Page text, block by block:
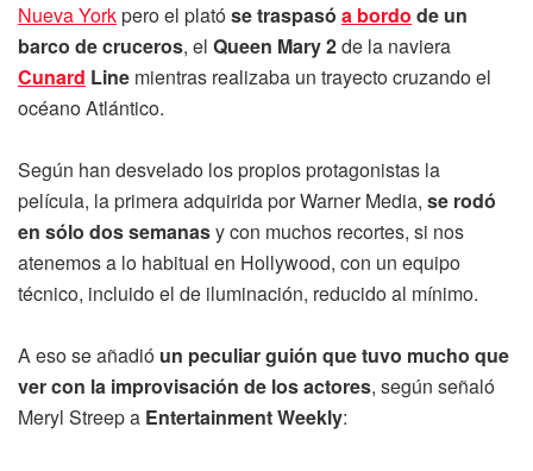
Nueva Yorkpero el platóse traspasó a bordo de un
barco de cruceros, el Queen Mary 2de la naviera
Cunard Line mientras realizaba un trayecto cruzando el
océano Atlántico.
Según han desvelado los propios protagonistas la
película, la primera adquirida por Warner Media, se rodó
en sólo dos semanasy con muchos recortes, si nos
atenemos a lo habitual en Hollywood, con un equipo
técnico, incluido el de iluminación, reducido al mínimo.
A eso se añadió un peculiar guión que tuvo mucho que
ver con la improvisación de los actores, según señaló
Meryl Streep a Entertainment Weekly: